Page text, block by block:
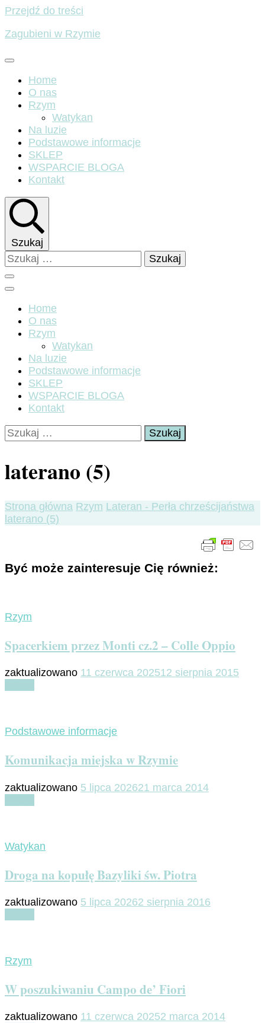
Przejdź do treści
Zagubieni w Rzymie
Home
O nas
Rzym
Watykan
Na luzie
Podstawowe informacje
SKLEP
WSPARCIE BLOGA
Kontakt
Szukaj
Szukaj:
Home
O nas
Rzym
Watykan
Na luzie
Podstawowe informacje
SKLEP
WSPARCIE BLOGA
Kontakt
Szukaj:
laterano (5)
Strona główna Rzym Lateran - Perła chrześcijaństwa
laterano (5)
Być może zainteresuje Cię również:
Rzym
Spacerkiem przez Monti cz.2 – Colle Oppio
zaktualizowano 11 czerwca 202512 sierpnia 2015
Podstawowe informacje
Komunikacja miejska w Rzymie
zaktualizowano 5 lipca 202621 marca 2014
Watykan
Droga na kopułę Bazyliki św. Piotra
zaktualizowano 5 lipca 20262 sierpnia 2016
Rzym
W poszukiwaniu Campo de’ Fiori
zaktualizowano 11 czerwca 20252 marca 2014